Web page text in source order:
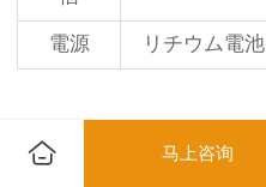
電源 リチウム電池
马上咨询